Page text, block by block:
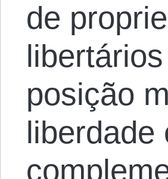
de
posição
liberdade